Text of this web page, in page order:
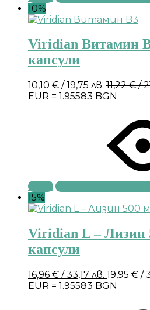
10%
Viridian Витамин
капсули
10,10 € / 19,75 лв. 11,22€/
EUR = 1.95583 BGN
Купи
15%
Viridian L – Лизин
капсули
16,96 € / 33,17 лв. 19,95€/
EUR = 1.95583 BGN